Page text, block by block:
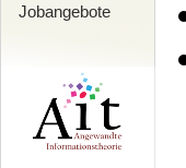
Jobangebote